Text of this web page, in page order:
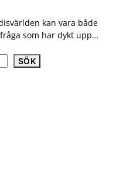
kan vara både
som har dykt upp…
SÖK